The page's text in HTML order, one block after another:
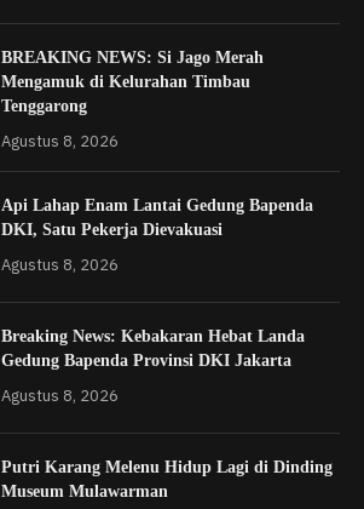
BREAKING NEWS: Si Jago Merah
Mengamuk di Kelurahan Timbau
Tenggarong
Agustus 8, 2026
Api Lahap Enam Lantai Gedung Bapenda
DKI, Satu Pekerja Dievakuasi
Agustus 8, 2026
Breaking News: Kebakaran Hebat Landa
Gedung Bapenda Provinsi DKI Jakarta
Agustus 8, 2026
Putri Karang Melenu Hidup Lagi di Dinding
Museum Mulawarman